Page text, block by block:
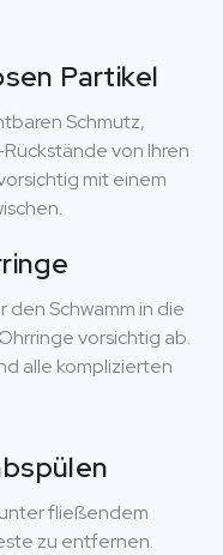
Partikel
Schmutz,
von Ihren
mit einem
den Schwamm in die
vorsichtig ab.
alle komplizierten
fließendem
zu entfernen.